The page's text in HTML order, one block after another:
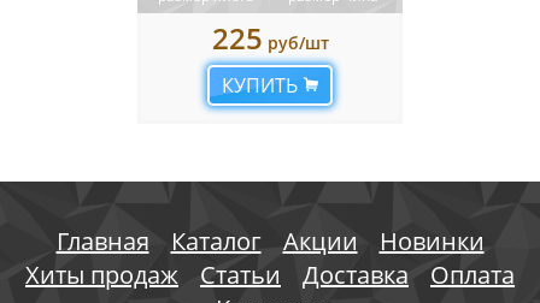
225 руб/шт
КУПИТЬ
Главная Каталог Акции
Новинки
Хиты продаж
Статьи Доставка
Оплата